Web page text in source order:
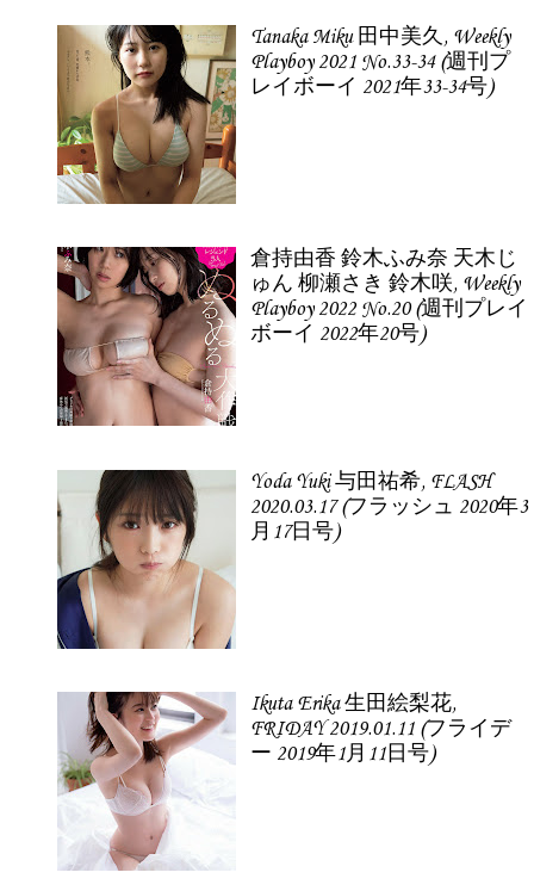
Tanaka Miku 田中美久, Weekly
Playboy 2021 No.33-34 (週刊プ
レイボーイ 2021年33-34号)
倉持由香 鈴木ふみ奈 天木じ
ゅん 柳瀬さき 鈴木咲, Weekly
Playboy 2022 No.20 (週刊プレイ
ボーイ 2022年20号)
Yoda Yuki 与田祐希, FLASH
2020.03.17 (フラッシュ 2020年3
月17日号)
Ikuta Erika 生田絵梨花,
FRIDAY 2019.01.11 (フライデ
ー 2019年1月11日号)